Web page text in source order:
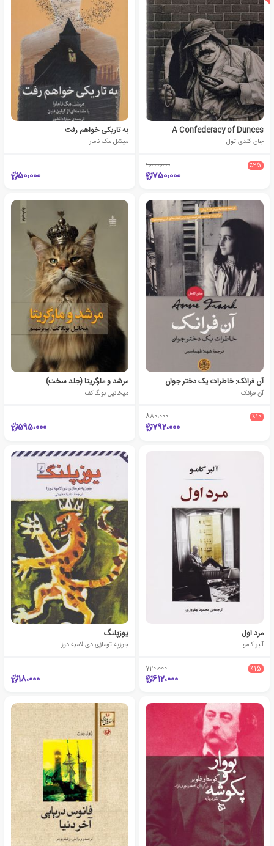
A Confederacy of Dunces
جان کندی تول
٪25 1،000،000
750،000
به تاریکی خواهم رفت
میشل مک نامارا
50،000
آن فرانک: خاطرات یک دختر جوان
آن فرانک
٪10 880،000
792،000
مرشد و مارگریتا (جلد سخت)
میخائیل بولگاکف
595،000
مرد اول
آلبر کامو
٪15 720،000
612،000
یوزپلنگ
جوزپه تومازی دی لامپه دوزا
18،000